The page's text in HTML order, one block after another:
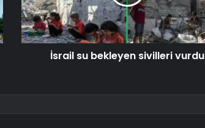
İsrail su bekleyen sivilleri vurdu